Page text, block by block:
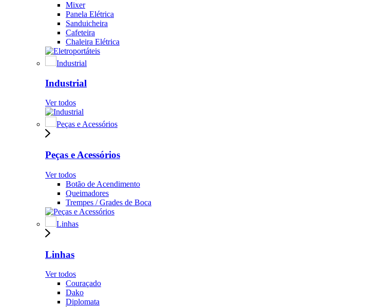
Mixer
Panela Elétrica
Sanduicheira
Cafeteira
Chaleira Elétrica
Industrial
Industrial
Ver todos
Peças e Acessórios
Peças e Acessórios
Ver todos
Botão de Acendimento
Queimadores
Trempes / Grades de Boca
Linhas
Linhas
Ver todos
Couraçado
Dako
Diplomata